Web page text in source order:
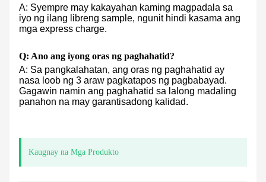
A: Syempre may kakayahan kaming magpadala sa
iyo ng ilang libreng sample, ngunit hindi kasama ang
mga express charge.
Q: Ano ang iyong oras ng paghahatid?
A: Sa pangkalahatan, ang oras ng paghahatid ay
nasa loob ng 3 araw pagkatapos ng pagbabayad.
Gagawin namin ang paghahatid sa lalong madaling
panahon na may garantisadong kalidad.
Kaugnay na Mga Produkto